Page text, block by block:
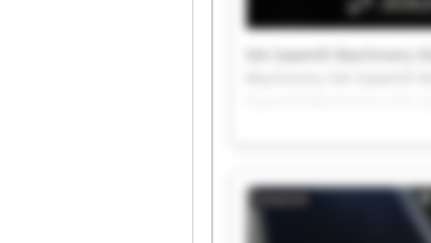
SIA Sawmill Machinery
Machinery SIA Sawmill